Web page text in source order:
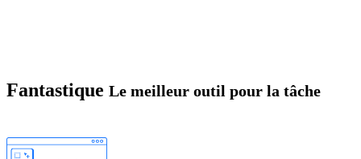
Fantastique Le meilleur outil pour la tâche